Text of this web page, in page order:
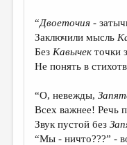
ДЕТСКАЯ КОМНАТА
КНИЖНАЯ ПОЛКА
СТРАНИЦЫ ПАМЯТИ
ОБЪЯВЛЕНИЯ
“Двоеточия -
Заключили мысль
Без Кавычек точки
Не понять в
“О, невежды,
Всех важнее! Речь
Звук пустой без
“Мы - ничто???” -